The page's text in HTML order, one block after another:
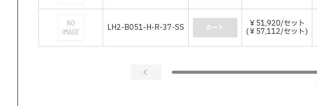
LH2-B051-H-R-37-SS カート ￥51,920/セット
(￥57,112/セット)